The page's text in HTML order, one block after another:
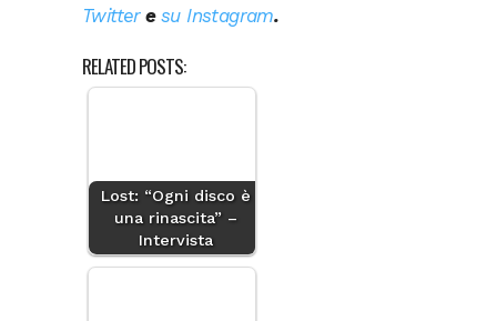
Twitteresu Instagram.
RELATED POSTS:
Lost: “Ogni disco è
una rinascita” –
Intervista